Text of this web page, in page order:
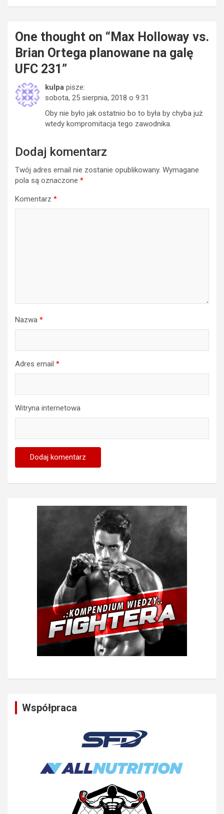
One thought on “ Max Holloway vs.
Brian Ortega planowane na galę
UFC 231 ”
kulpa pisze:
sobota, 25 sierpnia, 2018 o 9:31
Oby nie było jak ostatnio bo to była by chyba już
wtedy kompromitacja tego zawodnika.
Dodaj komentarz
Twój adres email nie zostanie opublikowany. Wymagane
pola są oznaczone *
Komentarz *
Nazwa *
Adres email *
Witryna internetowa
Współpraca